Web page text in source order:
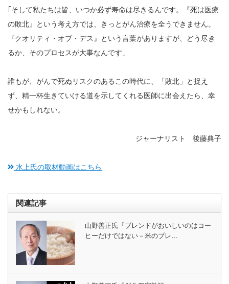
｢そして私たちは皆、いつか必ず寿命は尽きるんです。『死は医療
の敗北』という考え方では、きっとがん治療を全うできません。
『クオリティ・オブ・デス』という言葉がありますが、どう尽き
るか、そのプロセスが大事なんです」
誰もが、がんで死ぬリスクのあるこの時代に、「敗北」と捉え
ず、精一杯生きていける道を示してくれる医師に出会えたら、幸
せかもしれない。
ジャーナリスト 後藤典子
水上氏の取材動画はこちら
関連記事
山野善正氏『ブレンドがおいしいのはコー
ヒーだけではない－米のブレ…